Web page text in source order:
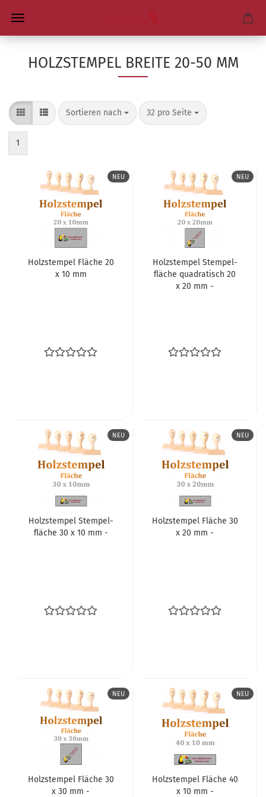
HOLZSTEMPEL BREITE 20-50 MM
Sortieren nach
Sortieren nach 32 pro Seite
pro Seite
1
NEU
Holz­stem­pel Flä­che 20
x 10 mm
NEU
Holz­stem­pel Stem­pel­
flä­che qua­dra­tisch 20
x 20 mm -
NEU
Holz­stem­pel Stem­pel­
flä­che 30 x 10 mm -
NEU
Holz­stem­pel Flä­che 30
x 20 mm -
NEU
Holz­stem­pel Flä­che 30
x 30 mm -
NEU
Holz­stem­pel Flä­che 40
x 10 mm -